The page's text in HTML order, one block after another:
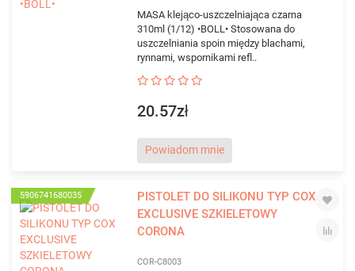
MASA klejąco-uszczelniająca czarna
310ml (1/12) •BOLL• Stosowana do
uszczelniania spoin między blachami,
rynnami, wspornikami refl..
20.57zł
Powiadom mnie
5906741680035
PISTOLET DO SILIKONU TYP COX
EXCLUSIVE SZKIELETOWY
CORONA
COR-C8003